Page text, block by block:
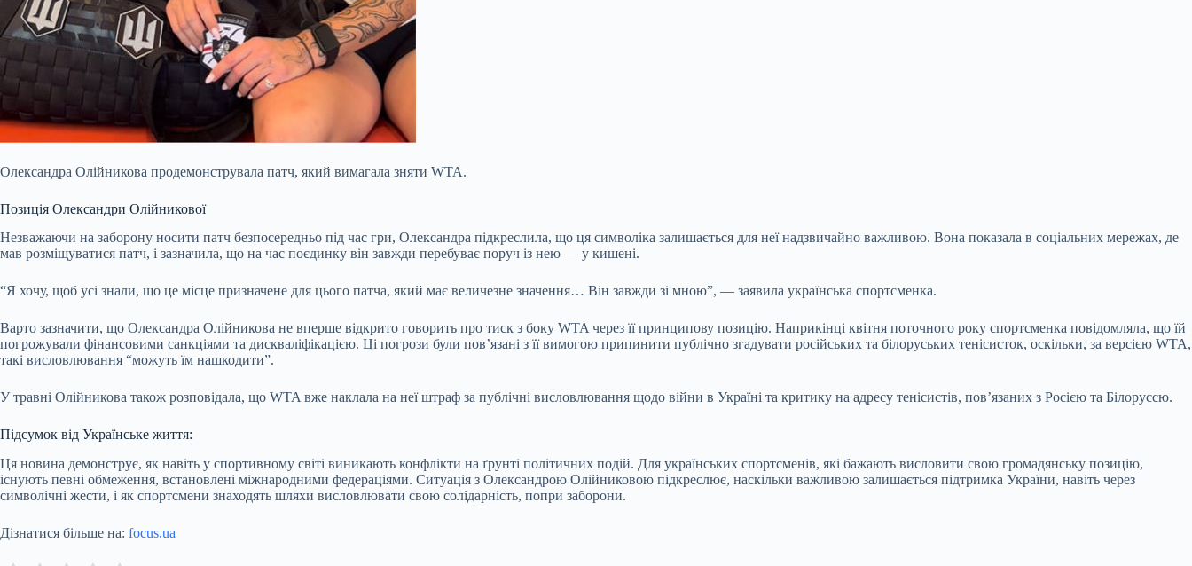
Олександра Олійникова продемонструвала патч, який вимагала зняти WTA.
Позиція Олександри Олійникової
Незважаючи на заборону носити патч безпосередньо під час гри, Олександра підкреслила, що ця символіка залишається для неї надзвичайно важливою. Вона показала в соціальних мережах, де
мав розміщуватися патч, і зазначила, що на час поєдинку він завжди перебуває поруч із нею — у кишені.
“Я хочу, щоб усі знали, що це місце призначене для цього патча, який має величезне значення… Він завжди зі мною”, — заявила українська спортсменка.
Варто зазначити, що Олександра Олійникова не вперше відкрито говорить про тиск з боку WTA через її принципову позицію. Наприкінці квітня поточного року спортсменка повідомляла, що їй
погрожували фінансовими санкціями та дискваліфікацією. Ці погрози були пов’язані з її вимогою припинити публічно згадувати російських та білоруських тенісисток, оскільки, за версією WTA,
такі висловлювання “можуть їм нашкодити”.
У травні Олійникова також розповідала, що WTA вже наклала на неї штраф за публічні висловлювання щодо війни в Україні та критику на адресу тенісистів, пов’язаних з Росією та Білоруссю.
Підсумок від Українське життя:
Ця новина демонструє, як навіть у спортивному світі виникають конфлікти на ґрунті політичних подій. Для українських спортсменів, які бажають висловити свою громадянську позицію,
існують певні обмеження, встановлені міжнародними федераціями. Ситуація з Олександрою Олійниковою підкреслює, наскільки важливою залишається підтримка України, навіть через
символічні жести, і як спортсмени знаходять шляхи висловлювати свою солідарність, попри заборони.
Дізнатися більше на: focus.ua